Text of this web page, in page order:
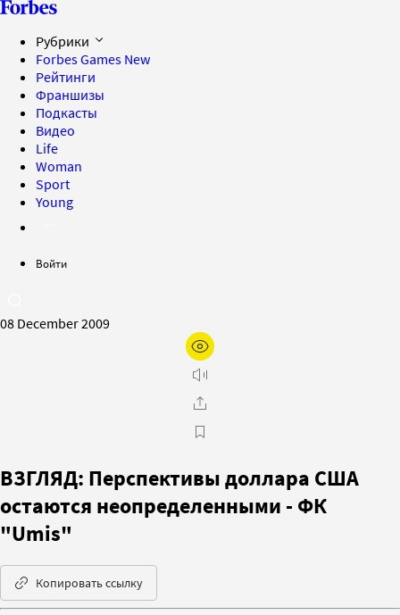
Рубрики
Forbes Games New
Рейтинги
Франшизы
Подкасты
Видео
Life
Woman
Sport
Young
Войти
08 December 2009
ВЗГЛЯД: Перспективы доллара США
остаются неопределенными - ФК
"Umis"
Копировать ссылку